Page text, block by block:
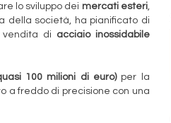
lo sviluppo dei mercati esteri,
della società, ha pianificato di
vendita di acciaio inossidabile
100 milioni di euro)per la
a freddo di precisione con una